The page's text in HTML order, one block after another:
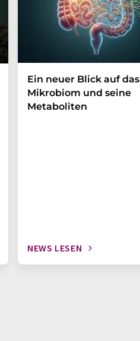
Ein neuer Blick auf das
Mikrobiom und seine
Metaboliten
NEWS LESEN